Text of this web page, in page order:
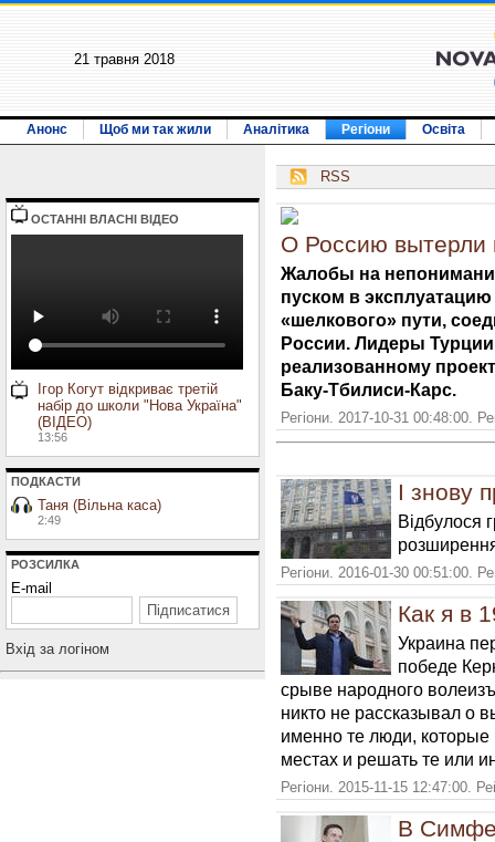
21 травня 2018
Анонс Щоб ми так жили Аналітика Регіони Освіта
ОСТАННI ВЛАСНI ВIДЕО
Ігор Когут відкриває третій
набір до школи "Нова Україна"
(ВІДЕО)
13:56
ПОДКАСТИ
Таня (Вільна каса)
2:49
РОЗСИЛКА
E-mail
Вхiд за логiном
RSS
О Россию вытерли
Жалобы на
пуском в
«шелкового» пути,
России. Лидеры
реализованному
Баку-Тбилиси-Карс.
Регіони. 2017-10-31 00:48:00.
І знову
Відбулося
Регіони. 2016-01-30 00:51:00.
Как я в
Украина
победе
срыве народного
никто не рассказывал о
именно те люди, которые
местах и решать те или
Регіони. 2015-11-15 12:47:00.
В